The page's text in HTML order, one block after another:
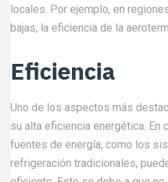
locales. Por ejemplo, en
bajas, la eficiencia de la
Eficiencia
Uno de los aspectos más
su alta eficiencia energética. En
fuentes de energía, como los
refrigeración tradicionales,